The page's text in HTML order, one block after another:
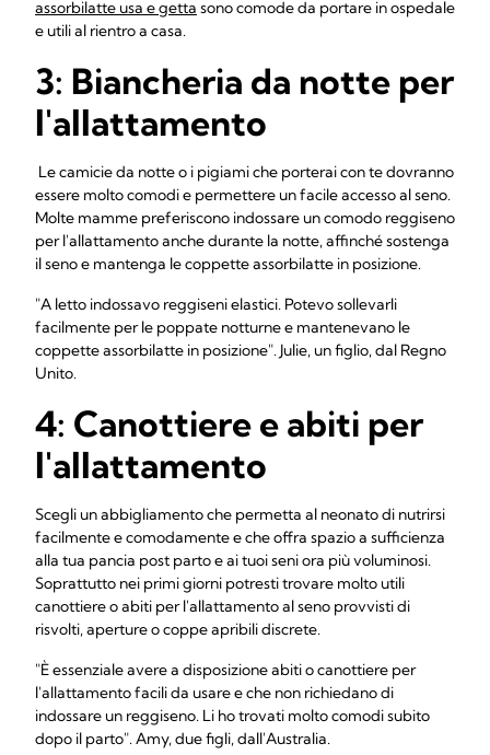
assorbilatte usa e getta sono comode da portare in ospedale
e utili al rientro a casa.
3: Biancheria da notte per
l'allattamento
Le camicie da notte o i pigiami che porterai con te dovranno
essere molto comodi e permettere un facile accesso al seno.
Molte mamme preferiscono indossare un comodo reggiseno
per l'allattamento anche durante la notte, affinché sostenga
il seno e mantenga le coppette assorbilatte in posizione.
"A letto indossavo reggiseni elastici. Potevo sollevarli
facilmente per le poppate notturne e mantenevano le
coppette assorbilatte in posizione". Julie, un figlio, dal Regno
Unito.
4: Canottiere e abiti per
l'allattamento
Scegli un abbigliamento che permetta al neonato di nutrirsi
facilmente e comodamente e che offra spazio a sufficienza
alla tua pancia post parto e ai tuoi seni ora più voluminosi.
Soprattutto nei primi giorni potresti trovare molto utili
canottiere o abiti per l'allattamento al seno provvisti di
risvolti, aperture o coppe apribili discrete.
"È essenziale avere a disposizione abiti o canottiere per
l'allattamento facili da usare e che non richiedano di
indossare un reggiseno. Li ho trovati molto comodi subito
dopo il parto". Amy, due figli, dall'Australia.